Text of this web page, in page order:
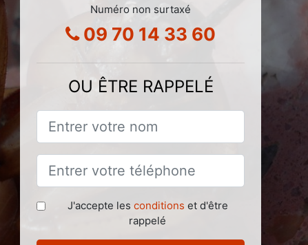
Numéro non surtaxé
09 70 14 33 60
OU ÊTRE RAPPELÉ
J'accepte les conditions et d'être
rappelé